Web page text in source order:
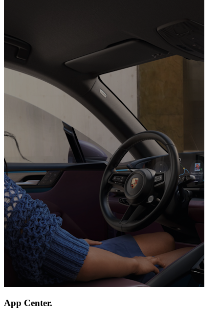
App Center.